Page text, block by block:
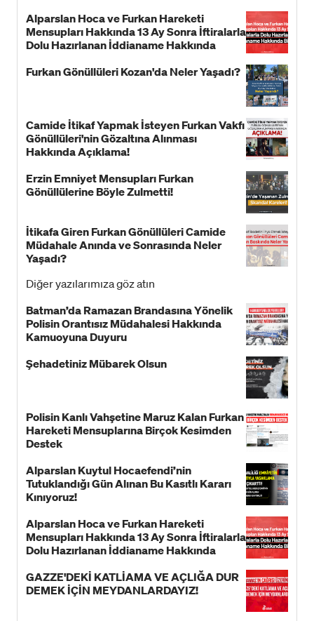
Alparslan Hoca ve Furkan Hareketi
Mensupları Hakkında 13 Ay Sonra İftiralarla
Dolu Hazırlanan İddianame Hakkında
Furkan Gönüllüleri Kozan'da Neler Yaşadı?
Camide İtikaf Yapmak İsteyen Furkan Vakfı
Gönüllüleri'nin Gözaltına Alınması
Hakkında Açıklama!
Erzin Emniyet Mensupları Furkan
Gönüllülerine Böyle Zulmetti!
İtikafa Giren Furkan Gönüllüleri Camide
Müdahale Anında ve Sonrasında Neler
Yaşadı?
Diğer yazılarımıza göz atın
Batman’da Ramazan Brandasına Yönelik
Polisin Orantısız Müdahalesi Hakkında
Kamuoyuna Duyuru
Şehadetiniz Mübarek Olsun
Polisin Kanlı Vahşetine Maruz Kalan Furkan
Hareketi Mensuplarına Birçok Kesimden
Destek
Alparslan Kuytul Hocaefendi’nin
Tutuklandığı Gün Alınan Bu Kasıtlı Kararı
Kınıyoruz!
Alparslan Hoca ve Furkan Hareketi
Mensupları Hakkında 13 Ay Sonra İftiralarla
Dolu Hazırlanan İddianame Hakkında
GAZZE'DEKİ KATLİAMA VE AÇLIĞA DUR
DEMEK İÇİN MEYDANLARDAYIZ!